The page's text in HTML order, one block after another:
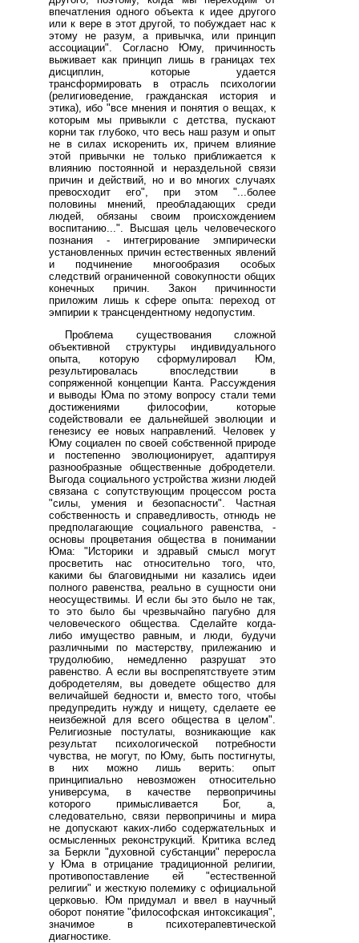
впечатления одного объекта к идее другого
или к вере в этот другой, то побуждает нас к
этому не разум, а привычка, или принцип
ассоциации". Согласно Юму, причинность
выживает как принцип лишь в границах тех
дисциплин, которые удается
трансформировать в отрасль психологии
(религиоведение, гражданская история и
этика), ибо "все мнения и понятия о вещах, к
которым мы привыкли с детства, пускают
корни так глубоко, что весь наш разум и опыт
не в силах искоренить их, причем влияние
этой привычки не только приближается к
влиянию постоянной и нераздельной связи
причин и действий, но и во многих случаях
превосходит его", при этом "...более
половины мнений, преобладающих среди
людей, обязаны своим происхождением
воспитанию...". Высшая цель человеческого
познания - интегрирование эмпирически
установленных причин естественных явлений
и подчинение многообразия особых
следствий ограниченной совокупности общих
конечных причин. Закон причинности
приложим лишь к сфере опыта: переход от
эмпирии к трансцендентному недопустим.
Проблема существования сложной
объективной структуры индивидуального
опыта, которую сформулировал Юм,
результировалась впоследствии в
сопряженной концепции Канта. Рассуждения
и выводы Юма по этому вопросу стали теми
достижениями философии, которые
содействовали ее дальнейшей эволюции и
генезису ее новых направлений. Человек у
Юму социален по своей собственной природе
и постепенно эволюционирует, адаптируя
разнообразные общественные добродетели.
Выгода социального устройства жизни людей
связана с сопутствующим процессом роста
"силы, умения и безопасности". Частная
собственность и справедливость, отнюдь не
предполагающие социального равенства, -
основы процветания общества в понимании
Юма: "Историки и здравый смысл могут
просветить нас относительно того, что,
какими бы благовидными ни казались идеи
полного равенства, реально в сущности они
неосуществимы. И если бы это было не так,
то это было бы чрезвычайно пагубно для
человеческого общества. Сделайте когда-
либо имущество равным, и люди, будучи
различными по мастерству, прилежанию и
трудолюбию, немедленно разрушат это
равенство. А если вы воспрепятствуете этим
добродетелям, вы доведете общество для
величайшей бедности и, вместо того, чтобы
предупредить нужду и нищету, сделаете ее
неизбежной для всего общества в целом".
Религиозные постулаты, возникающие как
результат психологической потребности
чувства, не могут, по Юму, быть постигнуты,
в них можно лишь верить: опыт
принципиально невозможен относительно
универсума, в качестве первопричины
которого примысливается Бог, а,
следовательно, связи первопричины и мира
не допускают каких-либо содержательных и
осмысленных реконструкций. Критика вслед
за Беркли "духовной субстанции" переросла
у Юма в отрицание традиционной религии,
противопоставление ей "естественной
религии" и жесткую полемику с официальной
церковью. Юм придумал и ввел в научный
оборот понятие "философская интоксикация",
значимое в психотерапевтической
диагностике.